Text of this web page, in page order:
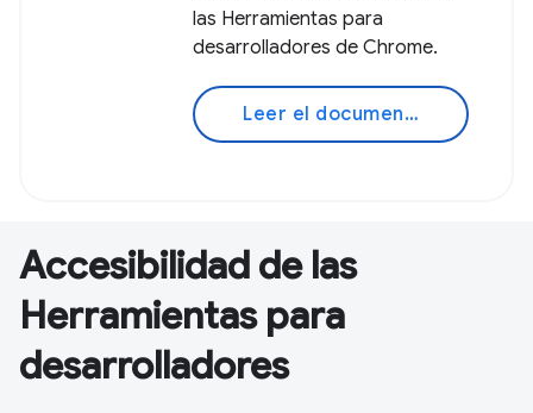
las Herramientas para
desarrolladores de Chrome.
Leer el documento
Accesibilidad de las
Herramientas para
desarrolladores